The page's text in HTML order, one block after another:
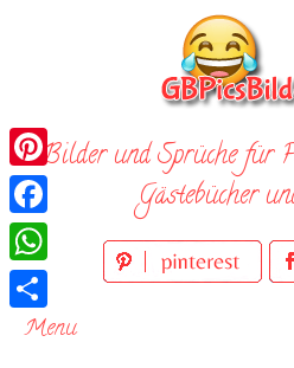
Bilder und Sprüche für
Gästebücher
Menu
Pinterest
Facebook
WhatsApp
Teilen